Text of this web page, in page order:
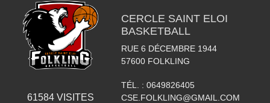
61584VISITES
CERCLE SAINT ELOI
BASKETBALL
RUE 6 DÉCEMBRE 1944
57600 FOLKLING
TÉL. : 0649826405
CSE.FOLKLING@GMAIL.COM